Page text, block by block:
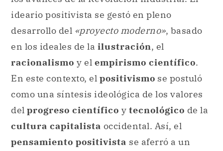
ideario positivista se gestó en pleno
desarrollo del «proyecto moderno», basado
en los ideales de la ilustración, el
racionalismo y el empirismo científico.
En este contexto, el positivismo se postuló
como una síntesis ideológica de los valores
del progreso científico y tecnológico de la
cultura capitalista occidental. Así, el
pensamiento positivista se aferró a un